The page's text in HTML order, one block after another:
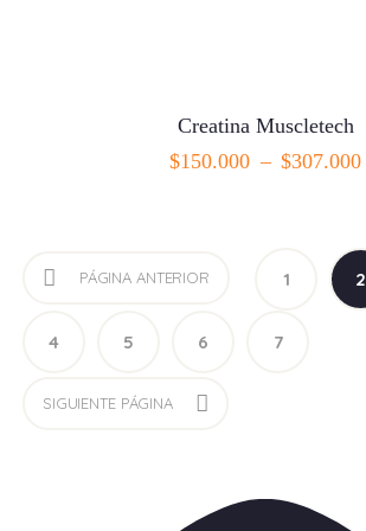
Creatina Muscletech
$150.000 – $307.000
PÁGINA ANTERIOR 1 2
4 5 6 7
SIGUIENTE PÁGINA